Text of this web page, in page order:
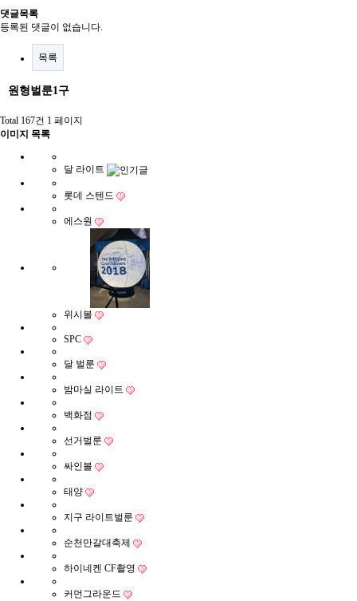
댓글목록
등록된 댓글이 없습니다.
목록
원형벌룬1구
Total 167건 1 페이지
이미지 목록
달 라이트
롯데 스텐드
에스원
위시볼
SPC
달 벌룬
밤마실 라이트
백화점
선거벌룬
싸인볼
태양
지구 라이트벌룬
순천만갈대축제
하이네켄 CF촬영
커먼그라운드